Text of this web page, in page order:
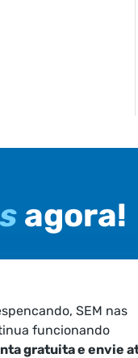
agora!
SEM nas
funcionando
gratuita e envie